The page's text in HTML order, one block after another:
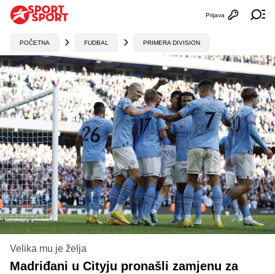
Otvori
Prijava
POČETNA FUDBAL PRIMERA DIVISION
Velika mu je želja
Madriđani u Cityju pronašli zamjenu za